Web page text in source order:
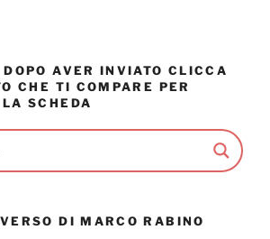
AVER INVIATO CLICCA
CHE TI COMPARE PER
SCHEDA
DI MARCO RABINO